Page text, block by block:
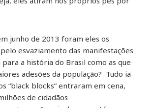
junho de 2013 foram eles os
esvaziamento das manifestações
a história do Brasil como as que
adesōes da população? Tudo ia
“black blocks” entraram em cena,
de cidadãos